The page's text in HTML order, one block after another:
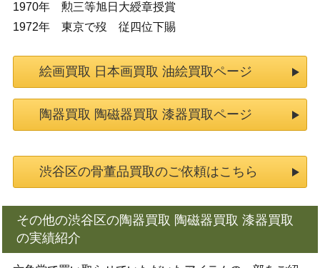
1970年 勲三等旭日大綬章授賞
1972年 東京で歿 従四位下賜
絵画買取 日本画買取 油絵買取ページ
陶器買取 陶磁器買取 漆器買取ページ
渋谷区の骨董品買取のご依頼はこちら
その他の渋谷区の陶器買取 陶磁器買取 漆器買取
の実績紹介